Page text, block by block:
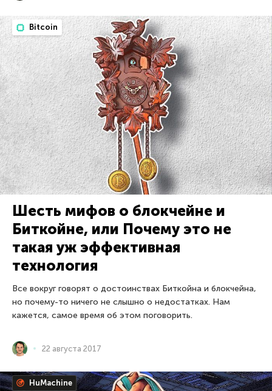
Bitcoin
Шесть мифов о блокчейне и
Биткойне, или Почему это не
такая уж эффективная
технология
Все вокруг говорят о достоинствах Биткойна и блокчейна,
но почему-то ничего не слышно о недостатках. Нам
кажется, самое время об этом поговорить.
22 августа 2017
HuMachine